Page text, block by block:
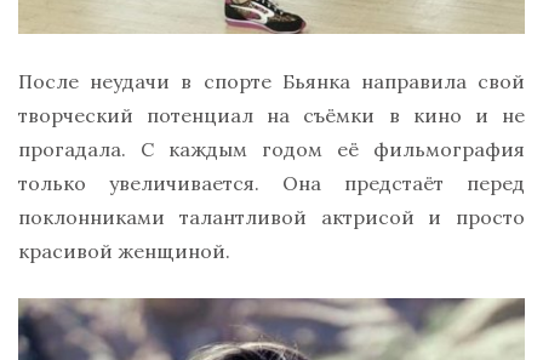
После неудачи в спорте Бьянка направила свой
творческий потенциал на съёмки в кино и не
прогадала. С каждым годом её фильмография
только увеличивается. Она предстаёт перед
поклонниками талантливой актрисой и просто
красивой женщиной.